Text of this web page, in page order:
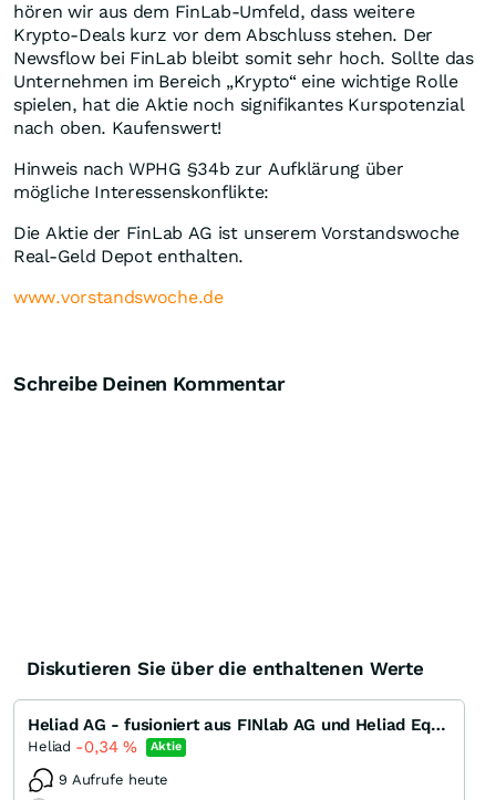
hören wir aus dem FinLab-Umfeld, dass weitere
Krypto-Deals kurz vor dem Abschluss stehen. Der
Newsflow bei FinLab bleibt somit sehr hoch. Sollte das
Unternehmen im Bereich „Krypto“ eine wichtige Rolle
spielen, hat die Aktie noch signifikantes Kurspotenzial
nach oben. Kaufenswert!
Hinweis nach WPHG §34b zur Aufklärung über
mögliche Interessenskonflikte:
Die Aktie der FinLab AG ist unserem Vorstandswoche
Real-Geld Depot enthalten.
www.vorstandswoche.de
Schreibe Deinen Kommentar
Diskutieren Sie über die enthaltenen Werte
Heliad AG - fusioniert aus FINlab AG und Heliad Equity Partners GmbH & Co. KGaA
Heliad -0,34% Aktie
9 Aufrufe heute